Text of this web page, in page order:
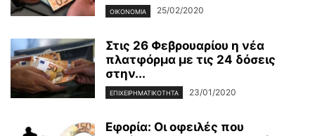
ΟΙΚΟΝΟΜΊΑ 25/02/2020
Στις 26 Φεβρουαρίου η νέα
πλατφόρμα με τις 24 δόσεις
στην...
ΕΠΙΧΕΙΡΗΜΑΤΙΚΌΤΗΤΑ 23/01/2020
Εφορία: Οι οφειλές που